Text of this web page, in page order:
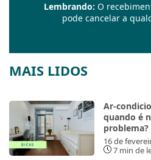
Lembrando: O
pode cancelar a
MAIS LIDOS
Ar-
quando é
problema?
16 de
7 min de